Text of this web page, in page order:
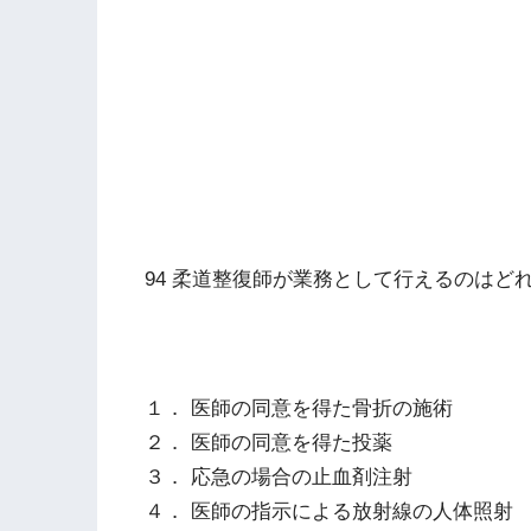
94 柔道整復師が業務として行えるのはど
１． 医師の同意を得た骨折の施術
２． 医師の同意を得た投薬
３． 応急の場合の止血剤注射
４． 医師の指示による放射線の人体照射